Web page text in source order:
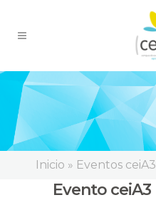
Inicio » Eventos ceiA3
Evento ceiA3